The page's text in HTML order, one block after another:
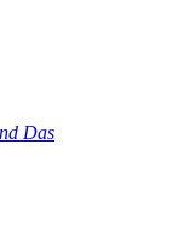
Das